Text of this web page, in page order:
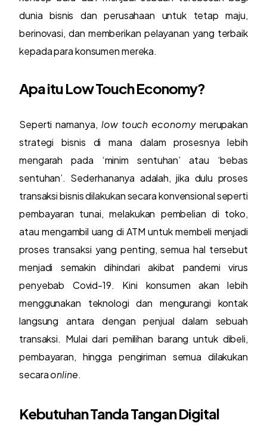
dunia bisnis dan perusahaan untuk tetap maju,
berinovasi, dan memberikan pelayanan yang terbaik
kepada para konsumen mereka.
Apa itu Low Touch Economy?
Seperti namanya, low touch economymerupakan
strategi bisnis di mana dalam prosesnya lebih
mengarah pada ‘minim sentuhan’ atau ‘bebas
sentuhan’. Sederhananya adalah, jika dulu proses
transaksi bisnis dilakukan secara konvensional seperti
pembayaran tunai, melakukan pembelian di toko,
atau mengambil uang di ATM untuk membeli menjadi
proses transaksi yang penting, semua hal tersebut
menjadi semakin dihindari akibat pandemi virus
penyebab Covid-19. Kini konsumen akan lebih
menggunakan teknologi dan mengurangi kontak
langsung antara dengan penjual dalam sebuah
transaksi. Mulai dari pemilihan barang untuk dibeli,
pembayaran, hingga pengiriman semua dilakukan
secaraonline.
Kebutuhan Tanda Tangan Digital